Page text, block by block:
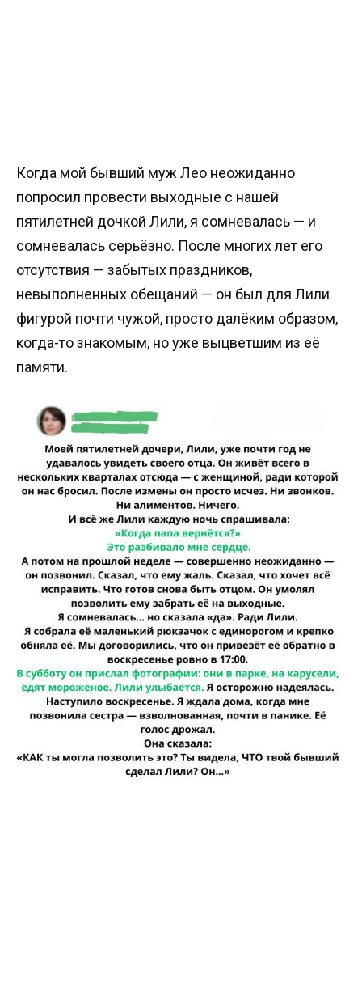
Когда мой бывший муж Лео неожиданно
попросил провести выходные с нашей
пятилетней дочкой Лили, я сомневалась — и
сомневалась серьёзно. После многих лет его
отсутствия — забытых праздников,
невыполненных обещаний — он был для Лили
фигурой почти чужой, просто далёким образом,
когда-то знакомым, но уже выцветшим из её
памяти.